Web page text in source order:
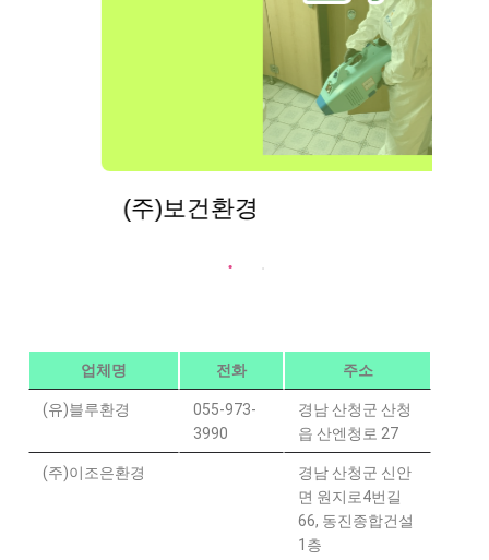
(주)보건환경
업체명 전화 주소
(유)블루환경
055-973-
3990
경남 산청군 산청
읍 산엔청로 27
(주)이조은환경
경남 산청군 신안
면 원지로4번길
66, 동진종합건설
1층